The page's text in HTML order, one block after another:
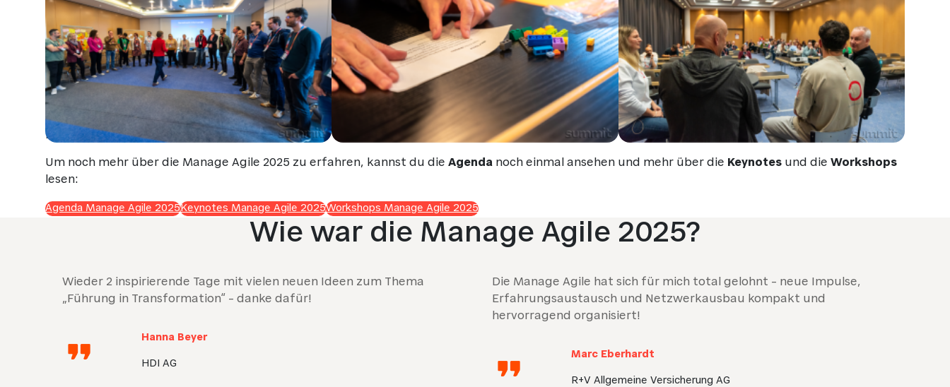
Fotocredits:Lukas Starke
Um noch mehr über die Manage Agile 2025 zu erfahren, kannst du die Agenda noch einmal ansehen und mehr über die Keynotes und die Workshops
lesen:
Agenda Manage Agile 2025Keynotes Manage Agile 2025Workshops Manage Agile 2025
Wie war die Manage Agile 2025?
Wieder 2 inspirierende Tage mit vielen neuen Ideen zum Thema
„Führung in Transformation“ – danke dafür!
Hanna Beyer
HDI AG
Die Manage Agile hat sich für mich total gelohnt – neue Impulse,
Erfahrungsaustausch und Netzwerkausbau kompakt und
hervorragend organisiert!
Marc Eberhardt
R+V Allgemeine Versicherung AG